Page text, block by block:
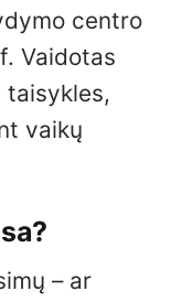
centro
Vaidotas
taisykles,
vaikų
– ar